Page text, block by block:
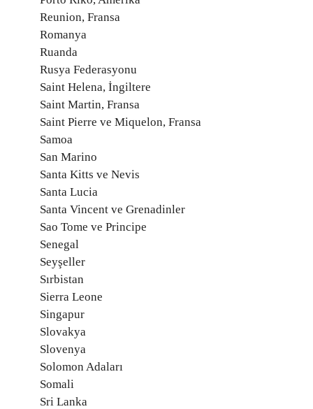
Reunion, Fransa
Romanya
Ruanda
Rusya Federasyonu
Saint Helena, İngiltere
Saint Martin, Fransa
Saint Pierre ve Miquelon, Fransa
Samoa
San Marino
Santa Kitts ve Nevis
Santa Lucia
Santa Vincent ve Grenadinler
Sao Tome ve Principe
Senegal
Seyşeller
Sırbistan
Sierra Leone
Singapur
Slovakya
Slovenya
Solomon Adaları
Somali
Sri Lanka